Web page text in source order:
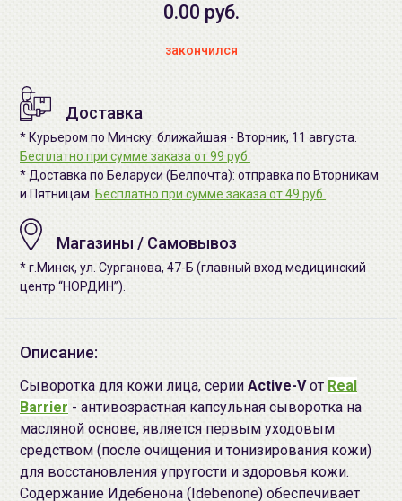
0.00 руб.
закончился
Доставка
* Курьером по Минску: ближайшая - Вторник, 11 августа.
Бесплатно при сумме заказа от 99 руб.
* Доставка по Беларуси (Белпочта): отправка по Вторникам
и Пятницам. Бесплатно при сумме заказа от 49 руб.
Магазины / Самовывоз
* г.Минск, ул. Сурганова, 47-Б (главный вход медицинский
центр “НОРДИН”).
Описание:
Сыворотка для кожи лица, серии Active-Vот Real
Barrier - антивозрастная капсульная сыворотка на
масляной основе, является первым уходовым
средством (после очищения и тонизирования кожи)
для восстановления упругости и здоровья кожи.
Содержание Идебенона (Idebenone) обеспечивает